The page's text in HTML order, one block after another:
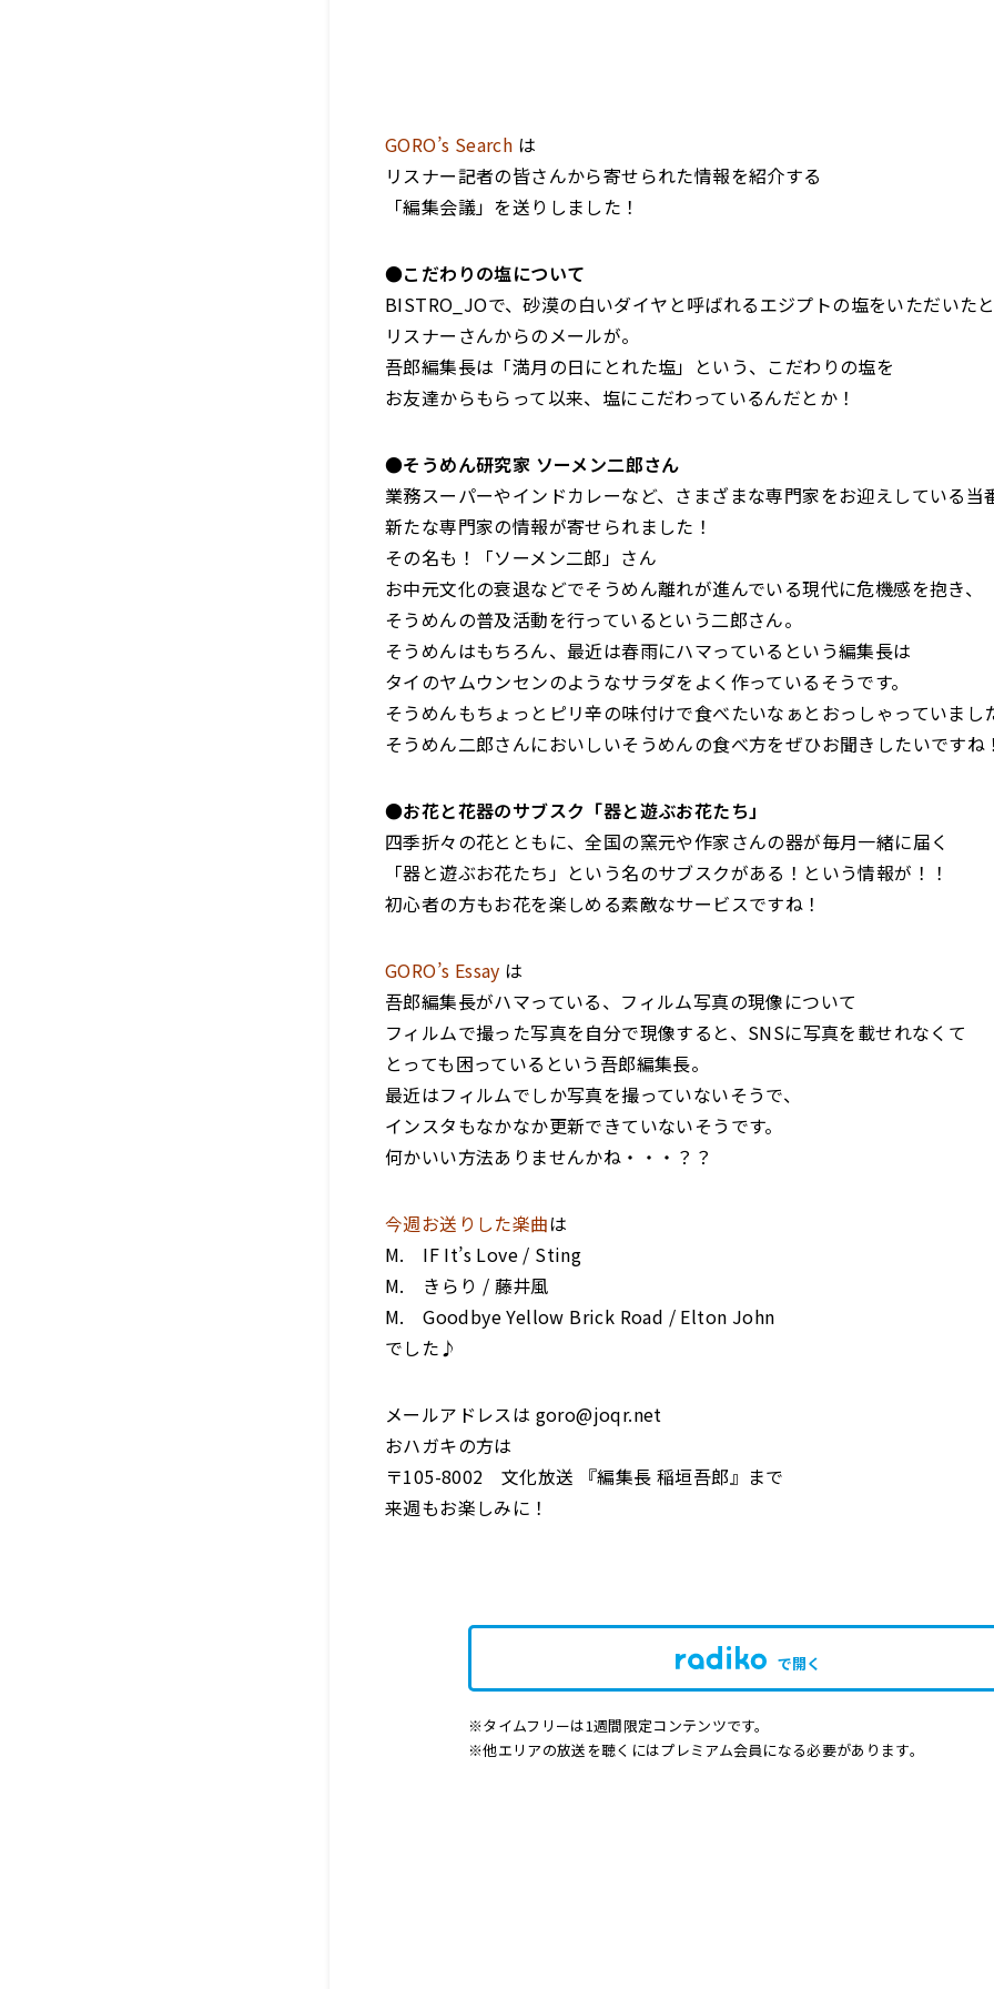
GORO’s Search は
リスナー記者の皆さんから寄せられた情報を紹介する
「編集会議」を送りしました！
●こだわりの塩について
BISTRO_JOで、砂漠の白いダイヤと呼ばれるエジプトの塩をいただいた
リスナーさんからのメールが。
吾郎編集長は「満月の日にとれた塩」という、こだわりの塩を
お友達からもらって以来、塩にこだわっているんだとか！
●そうめん研究家 ソーメン二郎さん
業務スーパーやインドカレーなど、さまざまな専門家をお迎えしている当
新たな専門家の情報が寄せられました！
その名も！「ソーメン二郎」さん
お中元文化の衰退などでそうめん離れが進んでいる現代に危機感を抱き、
そうめんの普及活動を行っているという二郎さん。
そうめんはもちろん、最近は春雨にハマっているという編集長は
タイのヤムウンセンのようなサラダをよく作っているそうです。
そうめんもちょっとピリ辛の味付けで食べたいなぁとおっしゃっていまし
そうめん二郎さんにおいしいそうめんの食べ方をぜひお聞きしたいですね！
●お花と花器のサブスク「器と遊ぶお花たち」
四季折々の花とともに、全国の窯元や作家さんの器が毎月一緒に届く
「器と遊ぶお花たち」という名のサブスクがある！という情報が！！
初心者の方もお花を楽しめる素敵なサービスですね！
GORO’s Essay は
吾郎編集長がハマっている、フィルム写真の現像について
フィルムで撮った写真を自分で現像すると、SNSに写真を載せれなくて
とっても困っているという吾郎編集長。
最近はフィルムでしか写真を撮っていないそうで、
インスタもなかなか更新できていないそうです。
何かいい方法ありませんかね・・・？？
今週お送りした楽曲は
M. IF It’s Love / Sting
M. きらり / 藤井風
M. Goodbye Yellow Brick Road / Elton John
でした♪
メールアドレスは goro@joqr.net
おハガキの方は
〒105-8002 文化放送 『編集長 稲垣吾郎』まで
来週もお楽しみに！
で開く
※タイムフリーは1週間限定コンテンツです。
※他エリアの放送を聴くにはプレミアム会員になる必要があります。